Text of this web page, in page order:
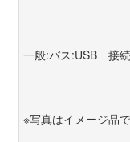
一般:バス:USB 接
※写真はイメージ品で